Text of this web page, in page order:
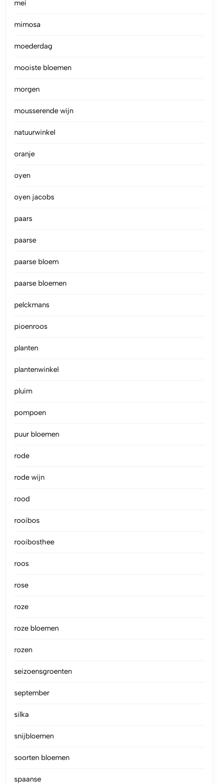
mei
mimosa
moederdag
mooiste bloemen
morgen
mousserende wijn
natuurwinkel
oranje
oyen
oyen jacobs
paars
paarse
paarse bloem
paarse bloemen
pelckmans
pioenroos
planten
plantenwinkel
pluim
pompoen
puur bloemen
rode
rode wijn
rood
rooibos
rooibosthee
roos
rose
roze
roze bloemen
rozen
seizoensgroenten
september
silka
snijbloemen
soorten bloemen
spaanse